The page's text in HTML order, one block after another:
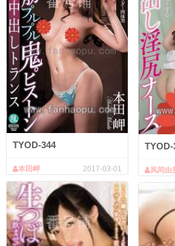
TYOD-344
2017-03-01
本田岬
TYOD-
风间由